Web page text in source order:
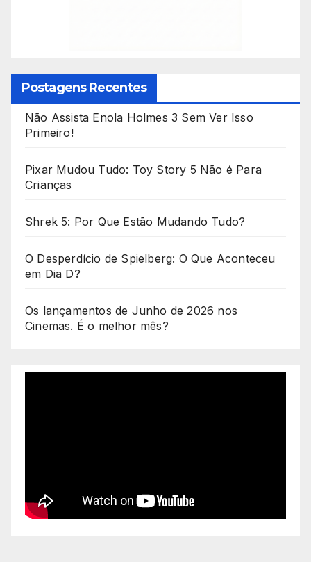
Postagens Recentes
Não Assista Enola Holmes 3 Sem Ver Isso
Primeiro!
Pixar Mudou Tudo: Toy Story 5 Não é Para
Crianças
Shrek 5: Por Que Estão Mudando Tudo?
O Desperdício de Spielberg: O Que Aconteceu
em Dia D?
Os lançamentos de Junho de 2026 nos
Cinemas. É o melhor mês?